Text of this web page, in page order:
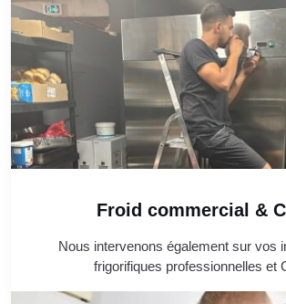
Froid commercial &
Nous intervenons également sur vos
frigorifiques professionnelles et